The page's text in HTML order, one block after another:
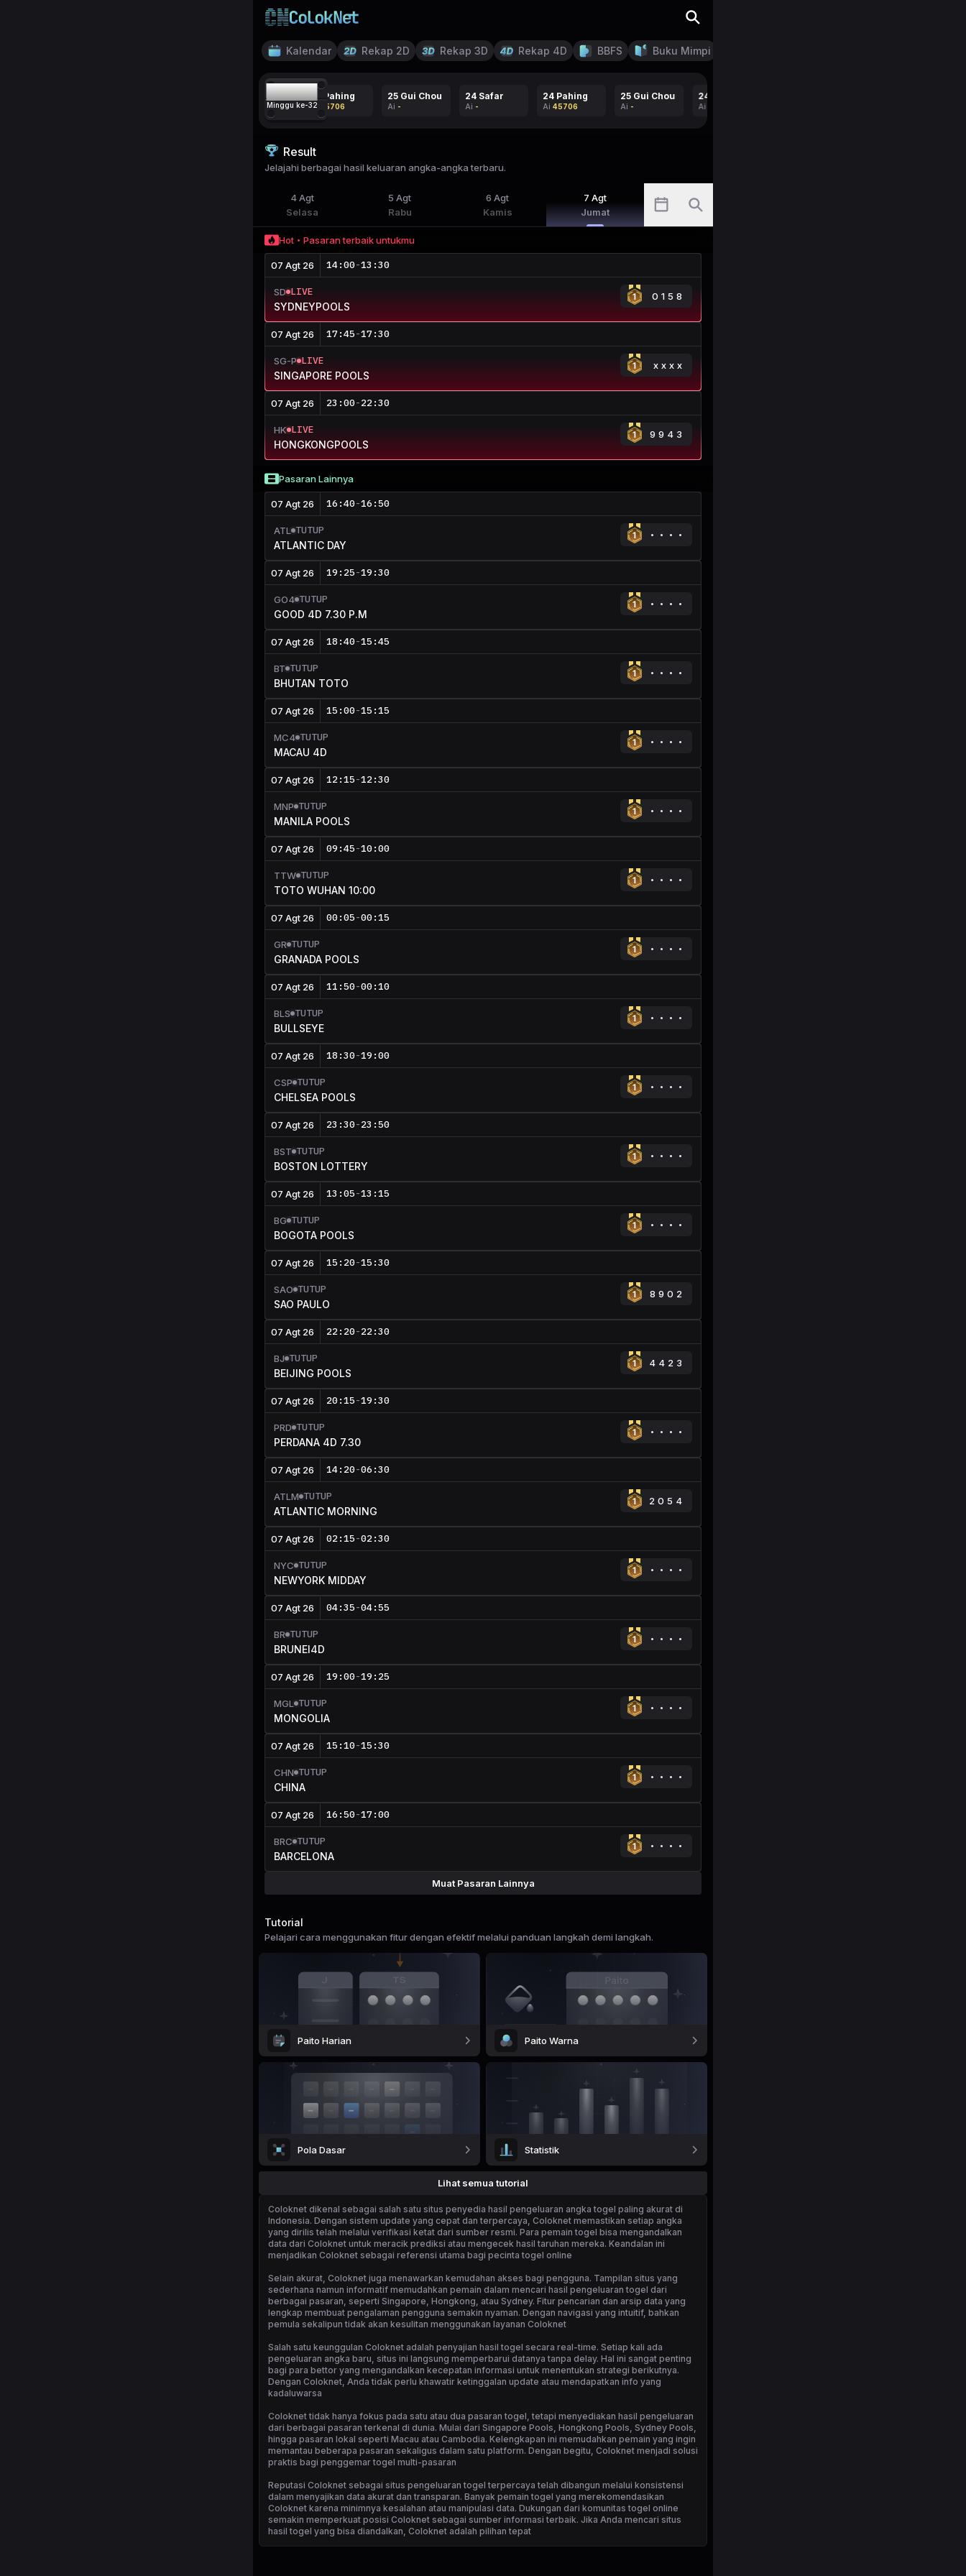
Kalendar Rekap 2D Rekap 3D Rekap 4D BBFS Buku Mimpi
07
Minggu ke-32
24 Pahing
Ai45706
25 Gui Chou
Ai-
24 Safar
Ai-
24 Pahing
Ai45706
25 Gui Chou
Ai-
24 Safar
Ai-
Result
Jelajahi berbagai hasil keluaran angka-angka terbaru.
4 Agt
Selasa
5 Agt
Rabu
6 Agt
Kamis
7 Agt
Jumat
Hot Pasaran terbaik untukmu
07 Agt 26 14:00-13:30
SD LIVE
SYDNEYPOOLS
0158
07 Agt 26 17:45-17:30
SG-P LIVE
SINGAPORE POOLS
xxxx
07 Agt 26 23:00-22:30
HK LIVE
HONGKONGPOOLS
9943
Pasaran Lainnya
07 Agt 26 16:40-16:50
ATL TUTUP
ATLANTIC DAY
07 Agt 26 19:25-19:30
GO4 TUTUP
GOOD 4D 7.30 P.M
07 Agt 26 18:40-15:45
BT TUTUP
BHUTAN TOTO
07 Agt 26 15:00-15:15
MC4 TUTUP
MACAU 4D
07 Agt 26 12:15-12:30
MNP TUTUP
MANILA POOLS
07 Agt 26 09:45-10:00
TTW TUTUP
TOTO WUHAN 10:00
07 Agt 26 00:05-00:15
GR TUTUP
GRANADA POOLS
07 Agt 26 11:50-00:10
BLS TUTUP
BULLSEYE
07 Agt 26 18:30-19:00
CSP TUTUP
CHELSEA POOLS
07 Agt 26 23:30-23:50
BST TUTUP
BOSTON LOTTERY
07 Agt 26 13:05-13:15
BG TUTUP
BOGOTA POOLS
07 Agt 26 15:20-15:30
SAO TUTUP
SAO PAULO
8902
07 Agt 26 22:20-22:30
BJ TUTUP
BEIJING POOLS
4423
07 Agt 26 20:15-19:30
PRD TUTUP
PERDANA 4D 7.30
07 Agt 26 14:20-06:30
ATLM TUTUP
ATLANTIC MORNING
2054
07 Agt 26 02:15-02:30
NYC TUTUP
NEWYORK MIDDAY
07 Agt 26 04:35-04:55
BR TUTUP
BRUNEI4D
07 Agt 26 19:00-19:25
MGL TUTUP
MONGOLIA
07 Agt 26 15:10-15:30
CHN TUTUP
CHINA
07 Agt 26 16:50-17:00
BRC TUTUP
BARCELONA
Muat Pasaran Lainnya
Tutorial
Pelajari cara menggunakan fitur dengan efektif melalui panduan langkah demi langkah.
Paito Harian Paito Warna
Pola Dasar Statistik
Lihat semua tutorial
Coloknet dikenal sebagai salah satu situs penyedia hasil pengeluaran angka togel paling akurat di
Indonesia. Dengan sistem update yang cepat dan terpercaya, Coloknet memastikan setiap angka
yang dirilis telah melalui verifikasi ketat dari sumber resmi. Para pemain togel bisa mengandalkan
data dari Coloknet untuk meracik prediksi atau mengecek hasil taruhan mereka. Keandalan ini
menjadikan Coloknet sebagai referensi utama bagi pecinta togel online
Selain akurat, Coloknet juga menawarkan kemudahan akses bagi pengguna. Tampilan situs yang
sederhana namun informatif memudahkan pemain dalam mencari hasil pengeluaran togel dari
berbagai pasaran, seperti Singapore, Hongkong, atau Sydney. Fitur pencarian dan arsip data yang
lengkap membuat pengalaman pengguna semakin nyaman. Dengan navigasi yang intuitif, bahkan
pemula sekalipun tidak akan kesulitan menggunakan layanan Coloknet
Salah satu keunggulan Coloknet adalah penyajian hasil togel secara real-time. Setiap kali ada
pengeluaran angka baru, situs ini langsung memperbarui datanya tanpa delay. Hal ini sangat penting
bagi para bettor yang mengandalkan kecepatan informasi untuk menentukan strategi berikutnya.
Dengan Coloknet, Anda tidak perlu khawatir ketinggalan update atau mendapatkan info yang
kadaluwarsa
Coloknet tidak hanya fokus pada satu atau dua pasaran togel, tetapi menyediakan hasil pengeluaran
dari berbagai pasaran terkenal di dunia. Mulai dari Singapore Pools, Hongkong Pools, Sydney Pools,
hingga pasaran lokal seperti Macau atau Cambodia. Kelengkapan ini memudahkan pemain yang ingin
memantau beberapa pasaran sekaligus dalam satu platform. Dengan begitu, Coloknet menjadi solusi
praktis bagi penggemar togel multi-pasaran
Reputasi Coloknet sebagai situs pengeluaran togel terpercaya telah dibangun melalui konsistensi
dalam menyajikan data akurat dan transparan. Banyak pemain togel yang merekomendasikan
Coloknet karena minimnya kesalahan atau manipulasi data. Dukungan dari komunitas togel online
semakin memperkuat posisi Coloknet sebagai sumber informasi terbaik. Jika Anda mencari situs
hasil togel yang bisa diandalkan, Coloknet adalah pilihan tepat